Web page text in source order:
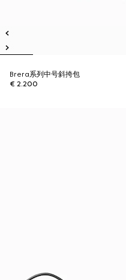
Brera系列中号斜挎包
€ 2.200